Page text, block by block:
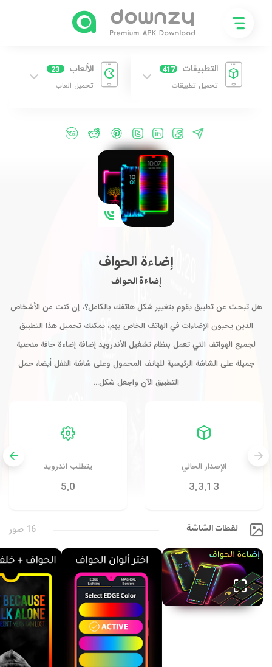
التطبيقات 417
تحميل تطبيقات
الألعاب 23
تحميل العاب
إضاءة الحواف
إضاءة الحواف
هل تبحث عن تطبيق يقوم بتغيير شكل هاتفك بالكامل؟، إن كنت من الأشخاص
الذين يحبون الإضاءات في الهاتف الخاص بهم، يمكنك تحميل هذا التطبيق
لجميع الهواتف التي تعمل بنظام تشغيل الأندرويد إضافة إضاءة حافة منحنية
جميلة على الشاشة الرئيسية للهاتف المحمول وعلى شاشة القفل أيضا، حمل
التطبيق الآن واجعل شكل…
الإصدار الحالي
3.3.13
يتطلب اندرويد
5.0
لقطات الشاشة 16 صور